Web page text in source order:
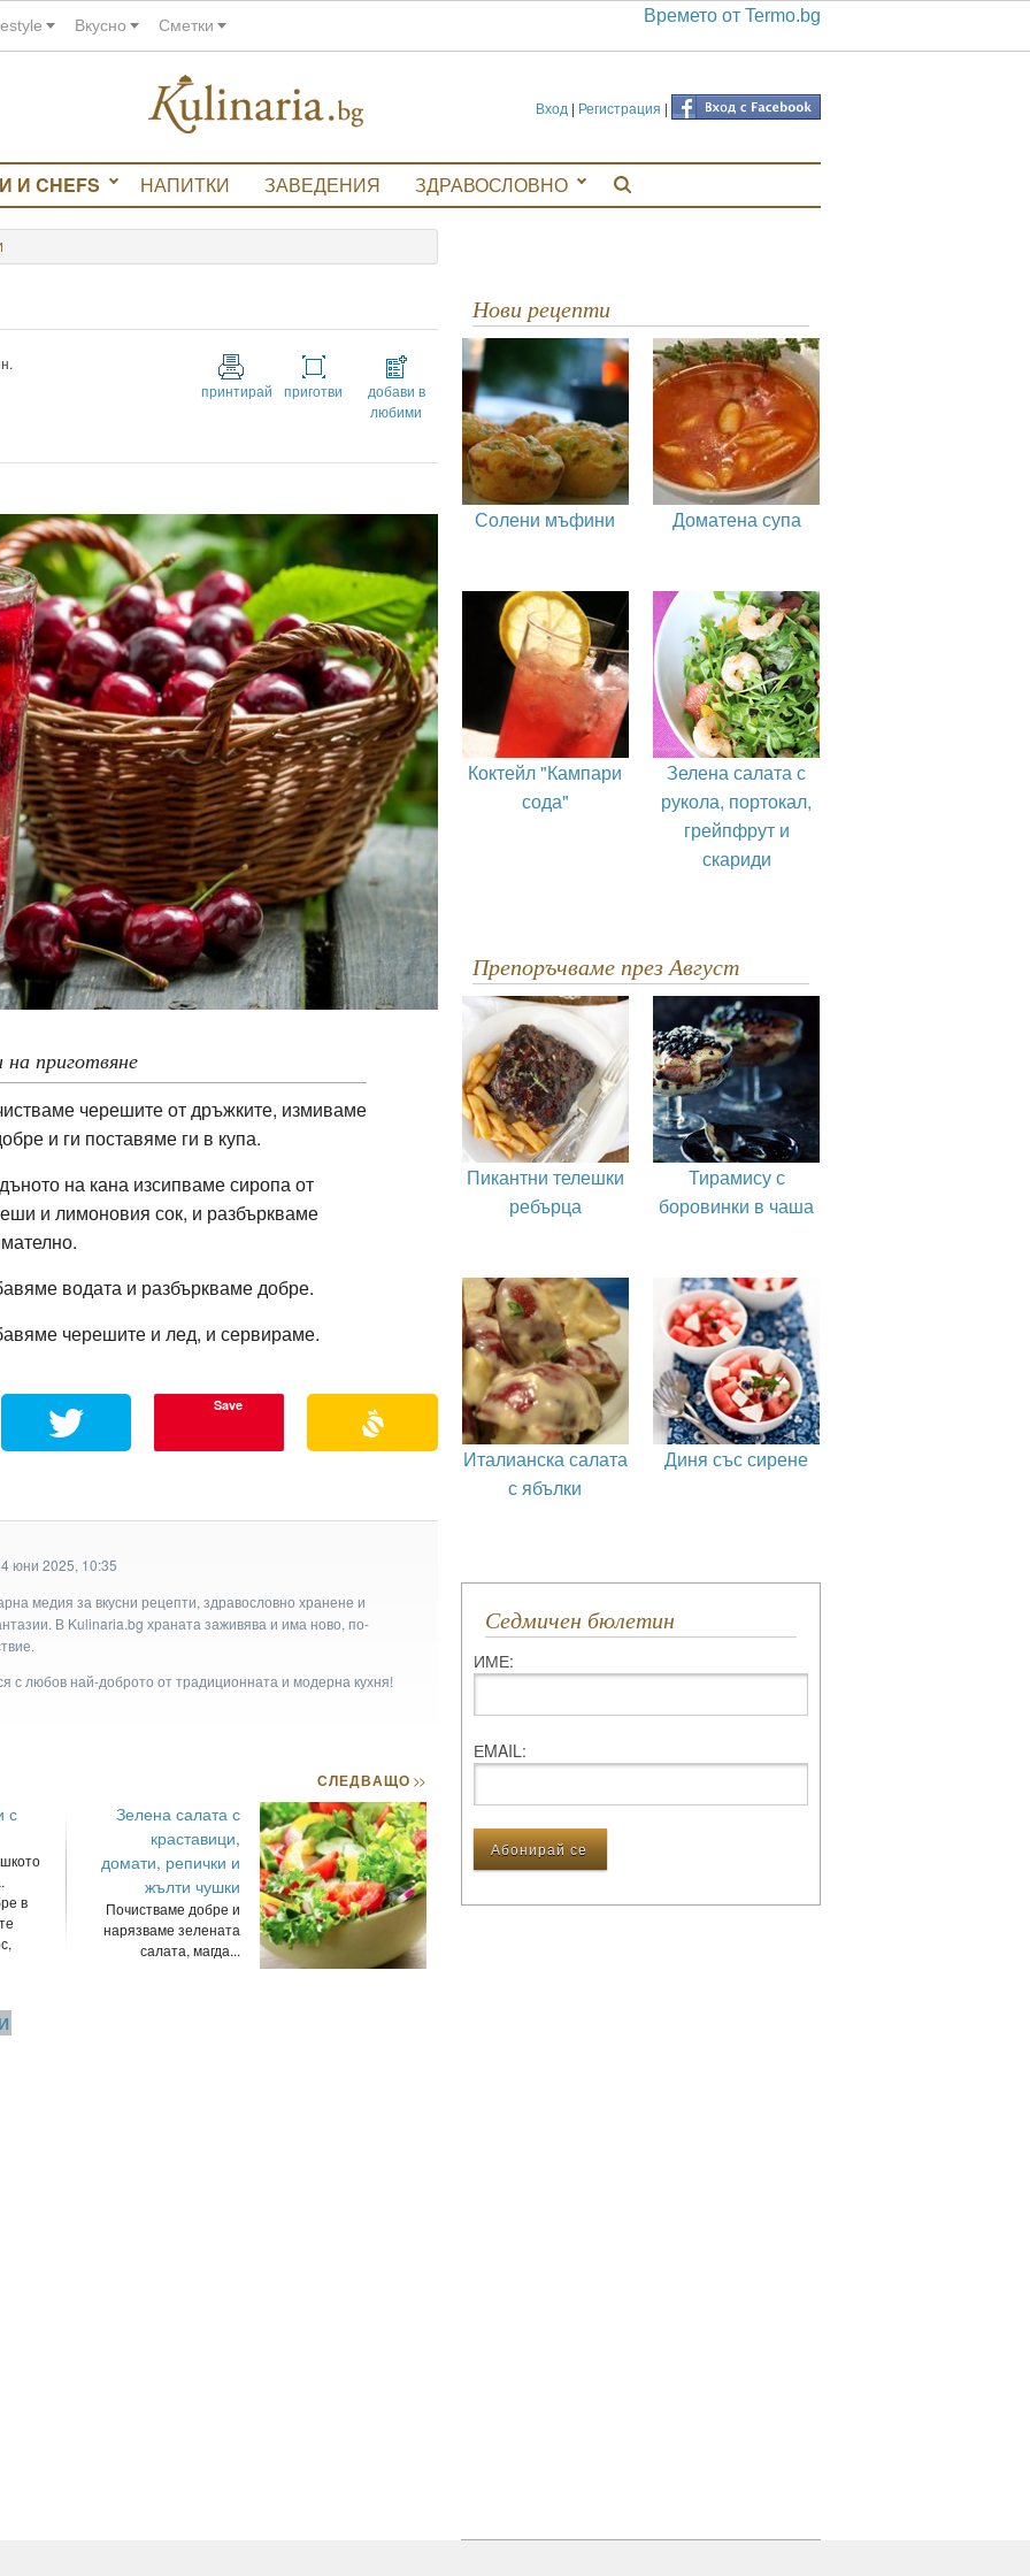
Вкусно Сметки Времето от Termo.bg
Вход | Регистрация |
И CHEFS НАПИТКИ ЗАВЕДЕНИЯ ЗДРАВОСЛОВНО
принтирай приготви
добави в
любими
на приготвяне
черешите от дръжките, измиваме
и ги поставяме ги в купа.
на кана изсипваме сиропа от
и лимоновия сок, и разбъркваме
водата и разбъркваме добре.
черешите и лед, и сервираме.
Save
юни 2025, 10:35
медия за вкусни рецепти, здравословно хранене и
В Kulinaria.bg храната заживява и има ново, по-
с любов най-доброто от традиционната и модерна кухня!
с
в
СЛЕДВАЩО>>
Зелена салата с
краставици,
домати, репички и
жълти чушки
Почистваме добре и
нарязваме зелената
салата, магда...
Нови рецепти
Солени мъфини Доматена супа
Коктейл "Кампари
сода"
Зелена салата с
рукола, портокал,
грейпфрут и
скариди
Препоръчваме през Август
Пикантни телешки
ребърца
Тирамису с
боровинки в чаша
Италианска салата
с ябълки
Диня със сирене
Седмичен бюлетин
ИМЕ:
ЕMAIL: